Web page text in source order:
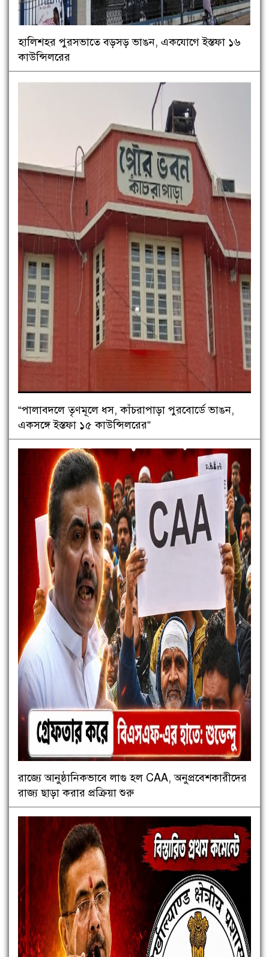
হালিশহর পুরসভাতে বড়সড় ভাঙন, একযোগে ইস্তফা ১৬
কাউন্সিলরের
“পালাবদলে তৃণমূলে ধস, কাঁচরাপাড়া পুরবোর্ডে ভাঙন,
একসঙ্গে ইস্তফা ১৫ কাউন্সিলরের”
রাজ্যে আনুষ্ঠানিকভাবে লাগু হল CAA, অনুপ্রবেশকারীদের
রাজ্য ছাড়া করার প্রক্রিয়া শুরু